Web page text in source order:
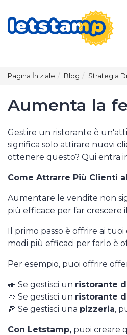
Pagina İniziale Blog Strategia
Aumenta la
Gestire un ristorante è
significa solo attirare nuovi
ottenere questo? Qui entra
Come Attrarre Più Clienti
Aumentare le vendite non
più efficace per far crescere
Il primo passo è offrire ai
modi più efficaci per farlo è
Per esempio, puoi offrire
🍣 Se gestisci un ristorante
🥙 Se gestisci un ristorante
🍕 Se gestisci una pizzeria,
Con Letstamp, puoi creare